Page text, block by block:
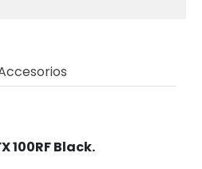
100RF Black.